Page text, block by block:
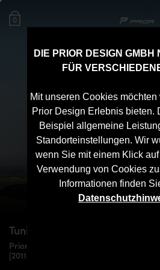
DIE PRIOR DESIGN GMBH
FÜR
Mit unseren Cookies
Prior Design Erlebnis bieten.
Beispiel allgemeine
Standorteinstellungen. Wir
wenn Sie mit einem Klick auf
Verwendung von Cookies
Informationen finden
0
Tuning für
Prior Design PD Widebody
[2011+]